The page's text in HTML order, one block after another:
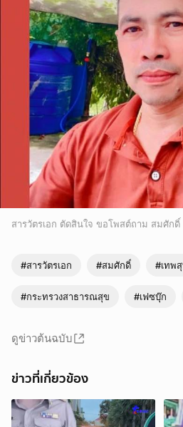
สารวัตรเอก ตัดสินใจ ขอโพสต์ถาม สมศัก
#สารวัตรเอก #สมศักดิ์ #เทพ
#กระทรวงสาธารณสุข #เฟซบุ๊ก
ดูข่าวต้นฉบับ
ข่าวที่เกี่ยวข้อง